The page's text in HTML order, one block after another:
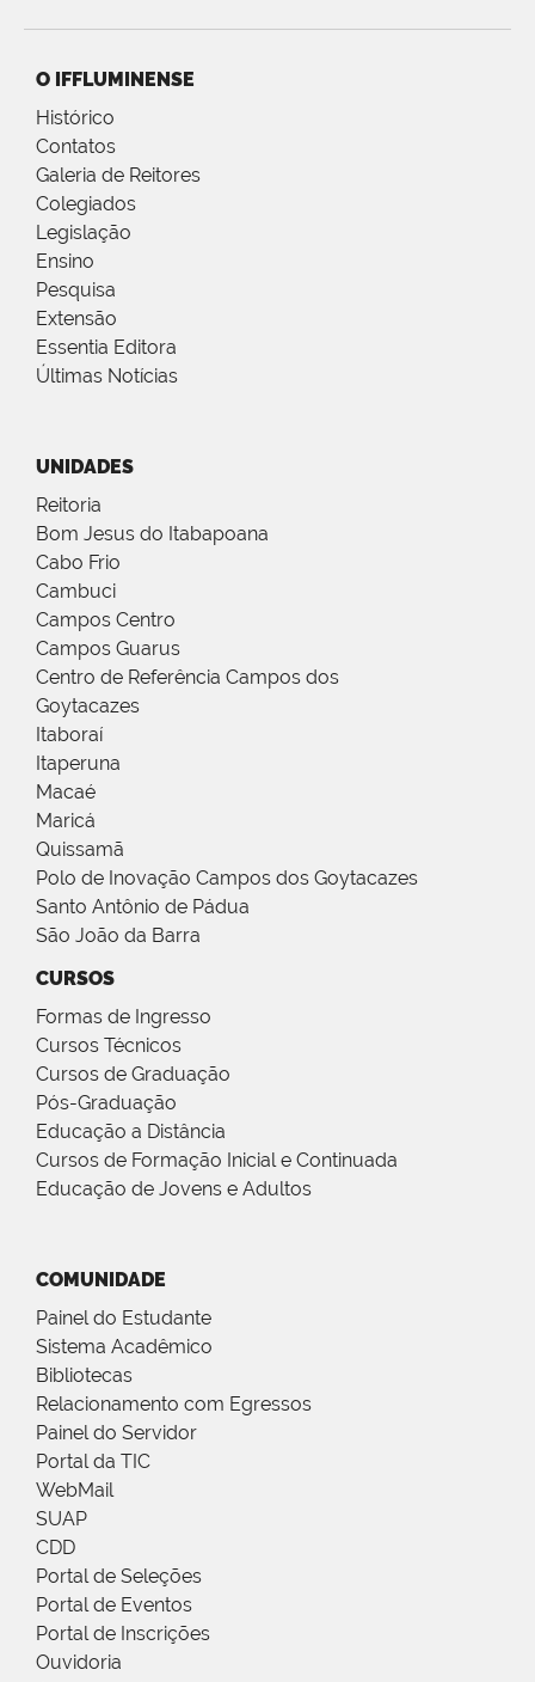
O IFFLUMINENSE
Histórico
Contatos
Galeria de Reitores
Colegiados
Legislação
Ensino
Pesquisa
Extensão
Essentia Editora
Últimas Notícias
UNIDADES
Reitoria
Bom Jesus do Itabapoana
Cabo Frio
Cambuci
Campos Centro
Campos Guarus
Centro de Referência Campos dos
Goytacazes
Itaboraí
Itaperuna
Macaé
Maricá
Quissamã
Polo de Inovação Campos dos Goytacazes
Santo Antônio de Pádua
São João da Barra
CURSOS
Formas de Ingresso
Cursos Técnicos
Cursos de Graduação
Pós-Graduação
Educação a Distância
Cursos de Formação Inicial e Continuada
Educação de Jovens e Adultos
COMUNIDADE
Painel do Estudante
Sistema Acadêmico
Bibliotecas
Relacionamento com Egressos
Painel do Servidor
Portal da TIC
WebMail
SUAP
CDD
Portal de Seleções
Portal de Eventos
Portal de Inscrições
Ouvidoria